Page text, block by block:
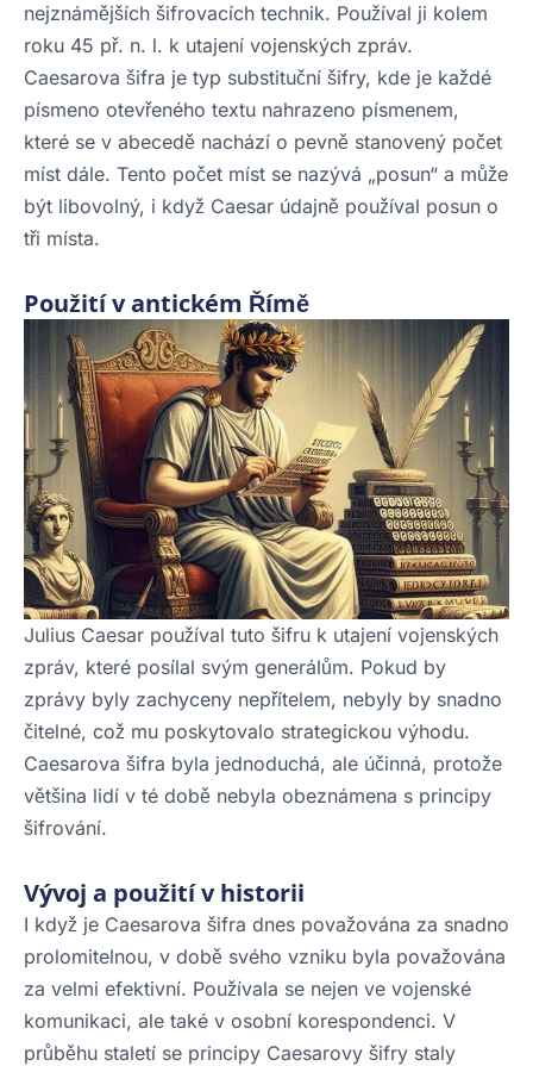
nejznámějších šifrovacích technik. Používal ji kolem
roku 45 př. n. l. k utajení vojenských zpráv.
Caesarova šifra je typ substituční šifry, kde je každé
písmeno otevřeného textu nahrazeno písmenem,
které se v abecedě nachází o pevně stanovený počet
míst dále. Tento počet míst se nazývá „posun“ a může
být libovolný, i když Caesar údajně používal posun o
tři místa.
Použití v antickém Římě
Julius Caesar používal tuto šifru k utajení vojenských
zpráv, které posílal svým generálům. Pokud by
zprávy byly zachyceny nepřítelem, nebyly by snadno
čitelné, což mu poskytovalo strategickou výhodu.
Caesarova šifra byla jednoduchá, ale účinná, protože
většina lidí v té době nebyla obeznámena s principy
šifrování.
Vývoj a použití v historii
I když je Caesarova šifra dnes považována za snadno
prolomitelnou, v době svého vzniku byla považována
za velmi efektivní. Používala se nejen ve vojenské
komunikaci, ale také v osobní korespondenci. V
průběhu staletí se principy Caesarovy šifry staly